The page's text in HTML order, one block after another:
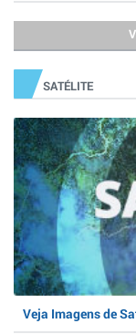
SATÉLITE
Veja Imagens de